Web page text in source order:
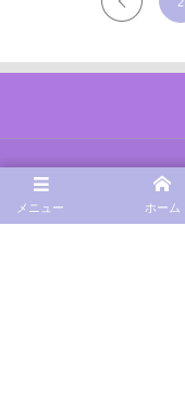
メニュー ホーム